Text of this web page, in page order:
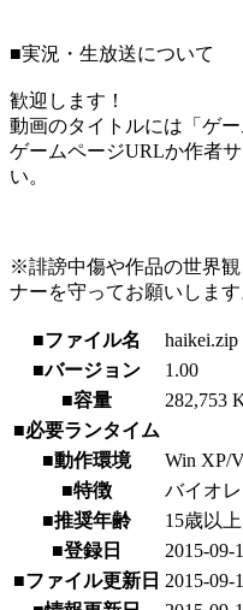
■実況・生放送について
歓迎します！
動画のタイトルには「ゲ
ゲームページURLか作者
い。
※誹謗中傷や作品の世界
ナーを守ってお願いします
■ファイル名
haikei.zip
■バージョン
1.00
■容量
282,753
■必要ランタイム
■動作環境
Win XP/
■特徴
バイオ
■推奨年齢
15歳以
■登録日
2015-09-
■ファイル更新日 2015-09-